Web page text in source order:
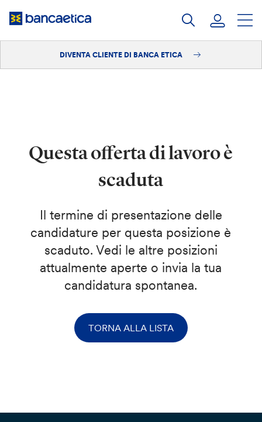
DIVENTA CLIENTE DI BANCA ETICA
Questa offerta di lavoro è
scaduta
Il termine di presentazione delle
candidature per questa posizione è
scaduto. Vedi le altre posizioni
attualmente aperte o invia la tua
candidatura spontanea.
TORNA ALLA LISTA